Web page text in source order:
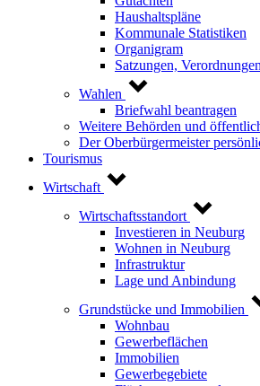
Haushaltspläne
Kommunale Statistiken
Organigram
Satzungen,
Wahlen
Briefwahl beantragen
Weitere Behörden und
Der Oberbürgermeister
Tourismus
Wirtschaft
Wirtschaftsstandort
Investieren in Neuburg
Wohnen in Neuburg
Infrastruktur
Lage und Anbindung
Grundstücke und Immobilien
Wohnbau
Gewerbeflächen
Immobilien
Gewerbegebiete